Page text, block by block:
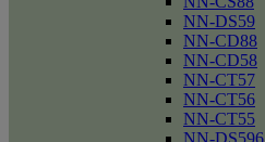
NN-DS59
NN-CD88
NN-CD58
NN-CT57
NN-CT56
NN-CT55
NN-DS596